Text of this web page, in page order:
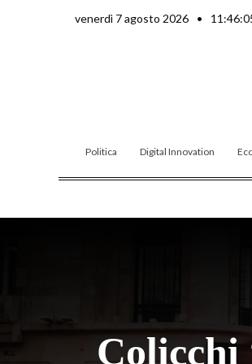
venerdì 7 agosto 2026 •
Politica Digital Innovation
Colicchi